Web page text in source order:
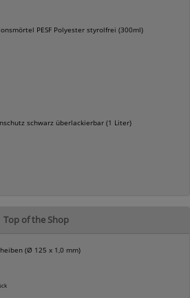
PESF Polyester styrolfrei (300ml)
schwarz überlackierbar (1 Liter)
Top of the Shop
(Ø 125 x 1,0 mm)